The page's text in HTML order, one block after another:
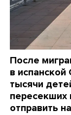
После
в
тысячи
пересекших
отправить